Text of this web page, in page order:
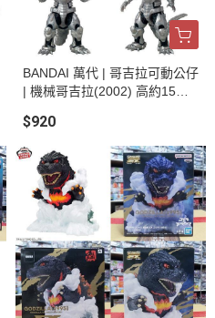
BANDAI 萬代 | 哥吉拉可動公仔
| 機械哥吉拉(2002) 高約15公
$920